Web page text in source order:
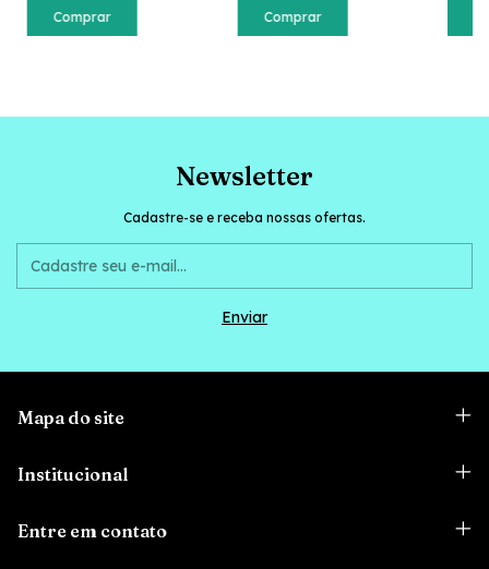
Comprar Comprar
Newsletter
Cadastre-se e receba nossas ofertas.
Mapa do site
Institucional
Entre em contato